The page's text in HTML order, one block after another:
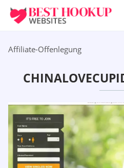
Affiliate-Offenlegung